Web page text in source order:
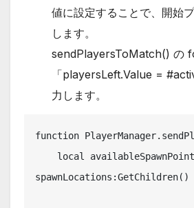
値に設定することで、開始
します。
sendPlayersToMatch() の
「playersLeft.Value =
力します。
function
spawnLocations:GetChildren()